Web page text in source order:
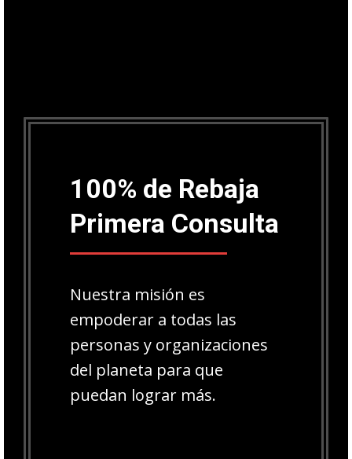
100% de Rebaja
Primera Consulta
Nuestra misión es
empoderar a todas las
personas y organizaciones
del planeta para que
puedan lograr más.